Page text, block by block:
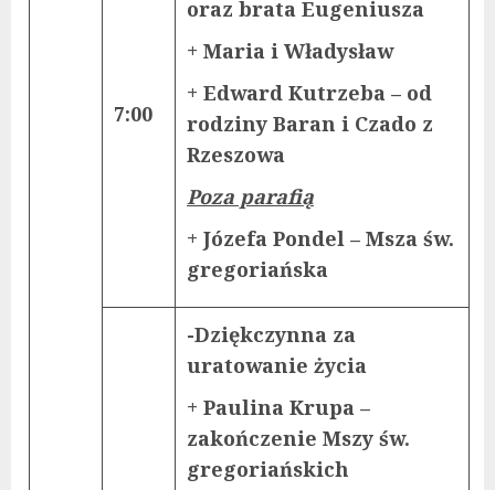
7:00
oraz brata Eugeniusza
+ Maria i Władysław
+ Edward Kutrzeba – od
rodziny Baran i Czado z
Rzeszowa
Poza parafią
+ Józefa Pondel – Msza św.
gregoriańska
-Dziękczynna za
uratowanie życia
+ Paulina Krupa –
zakończenie Mszy św.
gregoriańskich